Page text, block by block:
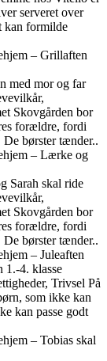
serveret over
kan formilde
– Grillaften
med mor og far
Skovgården bor
forældre, fordi
De børster tænder..
– Lærke og
Sarah skal ride
Skovgården bor
forældre, fordi
De børster tænder..
– Juleaften
1.-4. klasse
Trivsel På
som ikke kan
kan passe godt
– Tobias skal